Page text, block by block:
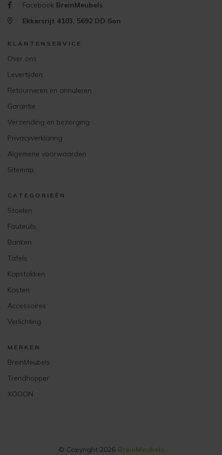
Facebook BreinMeubels
Ekkersrijt 4103, 5692 DD Son
KLANTENSERVICE
Over ons
Levertijden
Retourneren en annuleren
Garantie
Verzending en bezorging
Privacyverklaring
Algemene voorwaarden
Sitemap
CATEGORIEËN
Stoelen
Fauteuils
Banken
Tafels
Kapstokken
Kasten
Accessoires
Verlichting
MERKEN
BreinMeubels
Trendhopper
XOOON
© Copyright 2026 BreinMeubels